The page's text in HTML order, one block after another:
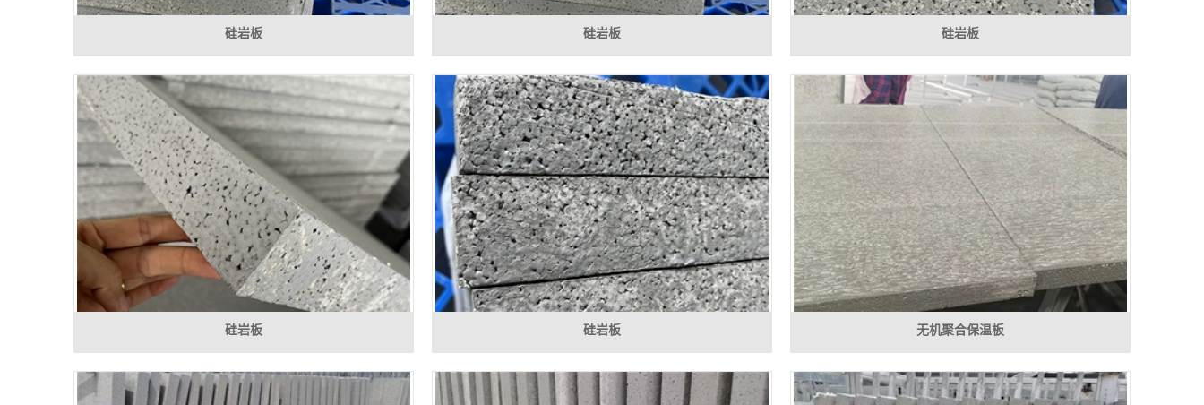
硅岩板 硅岩板 硅岩板
硅岩板 硅岩板 无机聚合保温板